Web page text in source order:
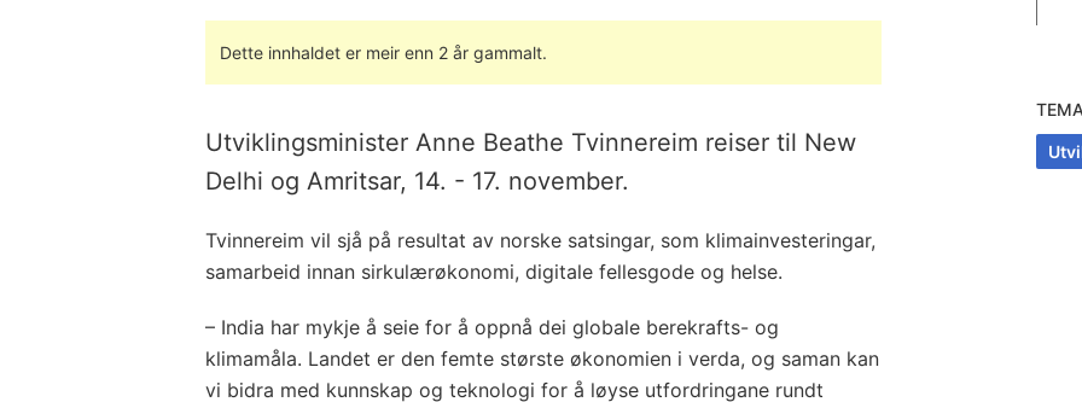
Dette innhaldet er meir enn 2 år gammalt.
Utviklingsminister Anne Beathe Tvinnereim reiser til New
Delhi og Amritsar, 14. - 17. november.
Tvinnereim vil sjå på resultat av norske satsingar, som klimainvesteringar,
samarbeid innan sirkulærøkonomi, digitale fellesgode og helse.
– India har mykje å seie for å oppnå dei globale berekrafts- og
klimamåla. Landet er den femte største økonomien i verda, og saman kan
vi bidra med kunnskap og teknologi for å løyse utfordringane rundt
TEMA